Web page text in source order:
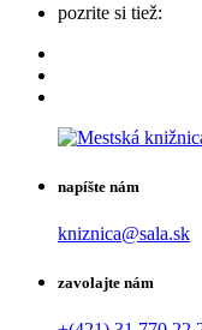
pozrite si tiež:
napíšte nám
kniznica@sala.sk
zavolajte nám